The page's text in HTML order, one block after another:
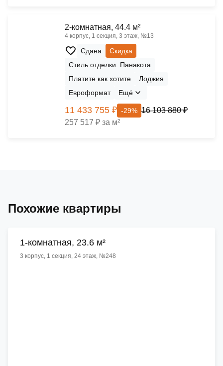
2-комнатная, 44.4 м²
4 корпус, 1 секция, 3 этаж, №13
Сдана
Скидка
Стиль отделки: Панакота
Платите как хотите
Лоджия
Евроформат
Ещё
11 433 755 ₽ -29% 16 103 880 ₽
257 517 ₽ за м²
Похожие квартиры
1-комнатная, 23.6 м²
3 корпус, 1 секция, 24 этаж, №248